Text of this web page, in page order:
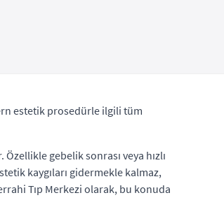
estetik prosedürle ilgili tüm
gebelik sonrası veya hızlı
kaygıları gidermekle kalmaz,
Tıp Merkezi olarak, bu konuda